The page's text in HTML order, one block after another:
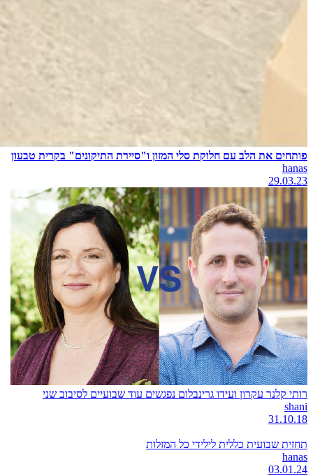
פותחים את הלב עם חלוקת סלי המזון ו"סיירת התיקונים" בקרית טבעון
hanas
29.03.23
רותי קלנר עקרון ועידו גרינבלום נפגשים עוד שבועיים לסיבוב שני
shani
31.10.18
תחזית שבועית כללית לילידי כל המזלות
hanas
03.01.24